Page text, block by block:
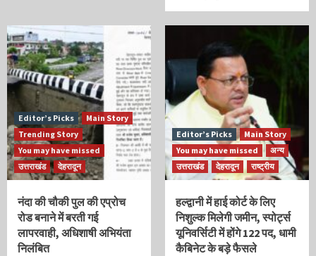
Editor’s Picks
Main Story
Trending Story
You may have missed
उत्तराखंड
देहरादून
नंदा की चौकी पुल की एप्रोच
रोड बनाने में बरती गई
लापरवाही, अधिशाषी अभियंता
निलंबित
Editor’s Picks
Main Story
You may have missed
अन्य
उत्तराखंड
देहरादून राष्ट्रीय
हल्द्वानी में हाई कोर्ट के लिए
निशुल्क मिलेगी जमीन, स्पोर्ट्स
यूनिवर्सिटी में होंगे 122 पद, धामी
कैबिनेट के बड़े फैसले